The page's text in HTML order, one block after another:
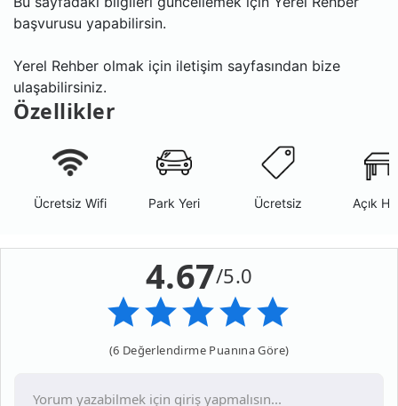
başvurusu yapabilirsin.
Yerel Rehber olmak için iletişim sayfasından bize
ulaşabilirsiniz.
Özellikler
Ücretsiz Wifi Park Yeri Ücretsiz Açık
4.67/5.0
(6 Değerlendirme Puanına Göre)